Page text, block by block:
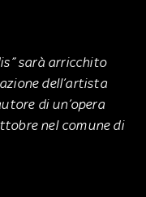
sarà arricchito
dell’artista
di un’opera
nel comune di